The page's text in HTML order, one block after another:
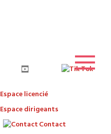
Espace licencié
Espace dirigeants
Contact